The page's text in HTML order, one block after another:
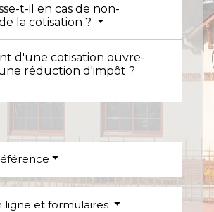
t-il en cas de non-
la cotisation ?
d'une cotisation ouvre-
réduction d'impôt ?
ligne et formulaires